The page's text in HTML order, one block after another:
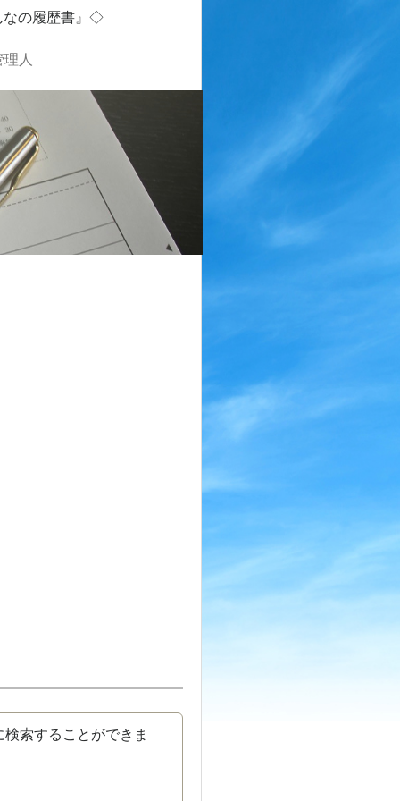
の履歴書』◇
理人
索することができま